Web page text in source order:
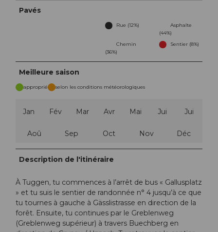
Pavés
Rue (12%)
Asphalte
(44%)
Chemin
(36%)
Sentier (8%)
Meilleure saison
approprié selon les conditions météorologiques
Jan Fév Mar Avr Mai Jui Jui
Aoû Sep Oct Nov Déc
Description de l'itinéraire
À Tuggen, tu commences à l’arrêt de bus « Gallusplatz
» et tu suis le sentier de randonnée n° 4 jusqu’à ce que
tu tournes à gauche à Gässlistrasse en direction de la
forêt. Ensuite, tu continues par le Greblenweg
(Greblenweg supérieur) à travers Buechberg en